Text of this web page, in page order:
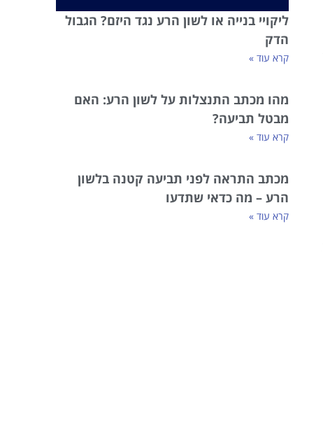
ליקויי בנייה או לשון הרע נגד היזם? הגבול
הדק
קרא עוד »
מהו מכתב התנצלות על לשון הרע: האם
מבטל תביעה?
קרא עוד »
מכתב התראה לפני תביעה קטנה בלשון
הרע – מה כדאי שתדעו
קרא עוד »